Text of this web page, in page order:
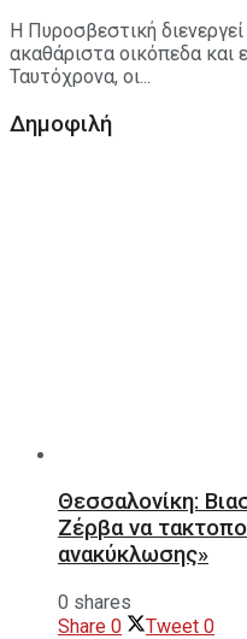
Η Πυροσβεστική
ακαθάριστα οικόπεδα και
Ταυτόχρονα, οι...
Δημοφιλή
Θεσσαλονίκη:
Ζέρβα να
ανακύκλωσης»
0 shares
Share 0 Tweet 0